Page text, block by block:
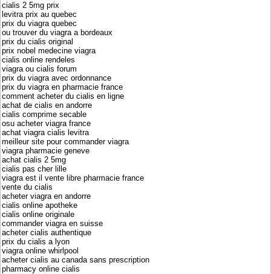
cialis 2 5mg prix
levitra prix au quebec
prix du viagra quebec
ou trouver du viagra a bordeaux
prix du cialis original
prix nobel medecine viagra
cialis online rendeles
viagra ou cialis forum
prix du viagra avec ordonnance
prix du viagra en pharmacie france
comment acheter du cialis en ligne
achat de cialis en andorre
cialis comprime secable
osu acheter viagra france
achat viagra cialis levitra
meilleur site pour commander viagra
viagra pharmacie geneve
achat cialis 2 5mg
cialis pas cher lille
viagra est il vente libre pharmacie france
vente du cialis
acheter viagra en andorre
cialis online apotheke
cialis online originale
commander viagra en suisse
acheter cialis authentique
prix du cialis a lyon
viagra online whirlpool
acheter cialis au canada sans prescription
pharmacy online cialis